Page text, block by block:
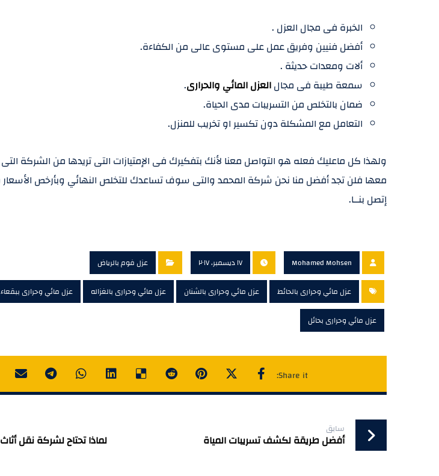
الخبرة فى مجال العزل .
أفضل فنيين وفريق عمل على مستوى عالى من الكفاءة.
ألات ومعدات حديثة .
سمعة طيبة فى مجالالعزل المائي والحرارى.
ضمان بالتخلص من التسريبات مدى الحياة.
التعامل مع المشكلة دون تكسير او تخريب للمنزل.
ولهذا كل ماعليك فعله هو التواصل معنا لأنك بتفكيرك فى الإمتيازات التى تريدها من الشركة
معها فلن تجد أفضل منا نحن شركة المحمد والتى سوف تساعدك للتخلص النهائي وبأرخص
إتصل بنــا.
Mohamed Mohsen ١٧ ديسمبر، ٢٠١٧ عزل فوم بالرياض
عزل مائي وحرارى بالحائط عزل مائي وحرارى بالشنان عزل مائي وحرارى بالغزاله عزل مائي وحرارى ببقعاء
عزل مائي وحرارى بحائل
سابق
أفضل طريقة لكشف تسريبات المياة لماذا تحتاح لشركة نقل